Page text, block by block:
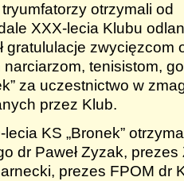
otrzymali od
XXX-lecia Klubu
gratululacje zwycięzcom
narciarzom, tenisistom,
za uczestnictwo w
przez Klub.
KS „Bronek”
dr Paweł Zyzak, prezes
prezes FPOM dr